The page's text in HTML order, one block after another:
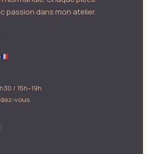
passion dans mon atelier.
/ 15h–19h
vous